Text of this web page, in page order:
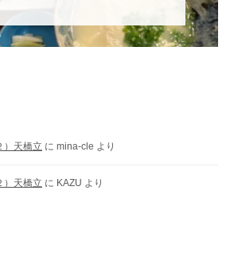
）天橋立 に mina-cle より
）天橋立 に KAZU より